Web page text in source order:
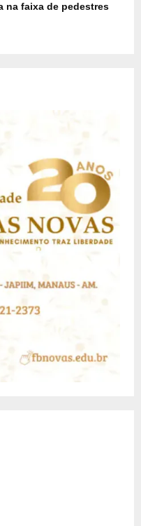
na faixa de pedestres